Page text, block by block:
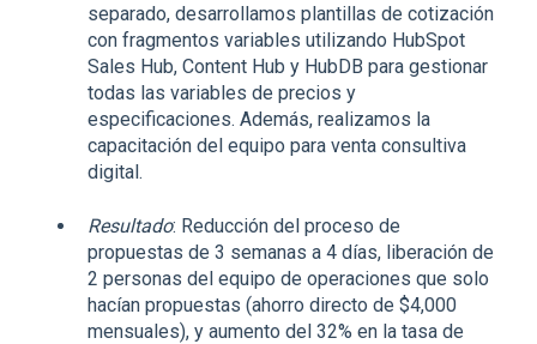
separado, desarrollamos plantillas de cotización
con fragmentos variables utilizando HubSpot
Sales Hub, Content Hub y HubDB para gestionar
todas las variables de precios y
especificaciones. Además, realizamos la
capacitación del equipo para venta consultiva
digital.
Resultado: Reducción del proceso de
propuestas de 3 semanas a 4 días, liberación de
2 personas del equipo de operaciones que solo
hacían propuestas (ahorro directo de $4,000
mensuales), y aumento del 32% en la tasa de